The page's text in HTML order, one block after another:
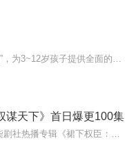
谋天下》首日爆更100集